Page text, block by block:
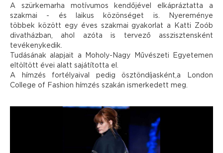
A szürkemarha motívumos kendőjével elkápráztatta a
szakmai - és laikus közönséget is. Nyereménye
többek között egy éves szakmai gyakorlat a Katti Zoób
divatházban, ahol azóta is tervező asszisztensként
tevékenykedik.
Tudásának alapjait a Moholy-Nagy Művészeti Egyetemen
eltöltött évei alatt sajátította el.
A hímzés fortélyaival pedig ösztöndíjasként,a London
College of Fashion hímzés szakán ismerkedett meg.